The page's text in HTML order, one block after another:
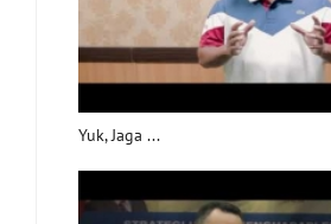
Yuk, Jaga ...